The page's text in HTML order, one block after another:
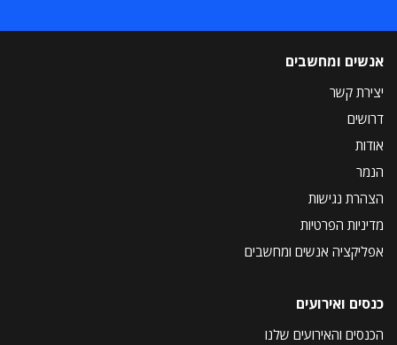
אנשים ומחשבים
יצירת קשר
דרושים
אודות
הנמר
הצהרת נגישות
מדיניות הפרטיות
אפליקציה אנשים ומחשבים
כנסים ואירועים
הכנסים והאירועים שלנו